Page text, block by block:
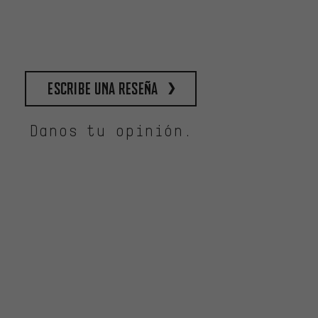
escribe una reseña
Danos tu opinión.